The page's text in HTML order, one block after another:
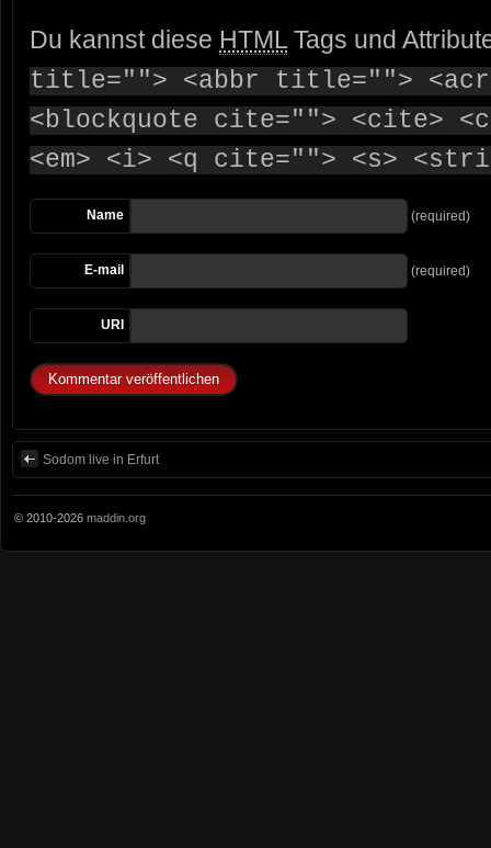
Du kannst diese HTML Tags und
title=""> <abbr title="">
<blockquote cite=""> <cite>
<em> <i> <q cite=""> <s>
Name (required)
E-mail (required)
URI
Sodom live in Erfurt
© 2010-2026 maddin.org